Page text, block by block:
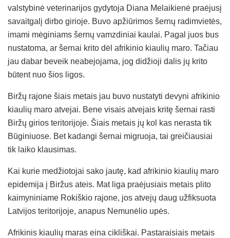
valstybinė veterinarijos gydytoja Diana Melaikienė praėjusį
savaitgalį dirbo girioje. Buvo apžiūrimos šernų radimvietės,
imami mėginiams šernų vamzdiniai kaulai. Pagal juos bus
nustatoma, ar šernai krito dėl afrikinio kiaulių maro. Tačiau
jau dabar beveik neabejojama, jog didžioji dalis jų krito
būtent nuo šios ligos.
Biržų rajone šiais metais jau buvo nustatyti devyni afrikinio
kiaulių maro atvejai. Bene visais atvejais kritę šernai rasti
Biržų girios teritorijoje. Šiais metais jų kol kas nerasta tik
Būginiuose. Bet kadangi šernai migruoja, tai greičiausiai
tik laiko klausimas.
Kai kurie medžiotojai sako jautę, kad afrikinio kiaulių maro
epidemija į Biržus ateis. Mat liga praėjusiais metais plito
kaimyniniame Rokiškio rajone, jos atvejų daug užfiksuota
Latvijos teritorijoje, anapus Nemunėlio upės.
Afrikinis kiaulių maras eina cikliškai. Pastaraisiais metais